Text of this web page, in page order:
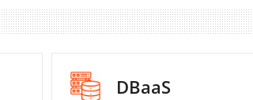
DBaaS